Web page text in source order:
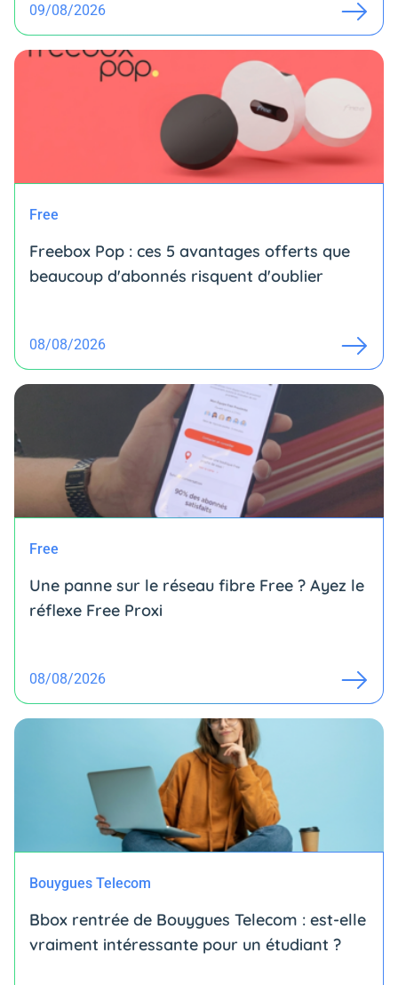
09/08/2026
Free
Freebox Pop : ces 5 avantages offerts que
beaucoup d'abonnés risquent d'oublier
08/08/2026
Free
Une panne sur le réseau fibre Free ? Ayez le
réflexe Free Proxi
08/08/2026
Bouygues Telecom
Bbox rentrée de Bouygues Telecom : est-elle
vraiment intéressante pour un étudiant ?